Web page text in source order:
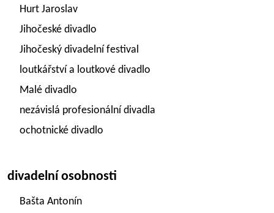
Hurt Jaroslav
Jihočeské divadlo
Jihočeský divadelní festival
loutkářství a loutkové divadlo
Malé divadlo
nezávislá profesionální divadla
ochotnické divadlo
divadelní osobnosti
Bašta Antonín